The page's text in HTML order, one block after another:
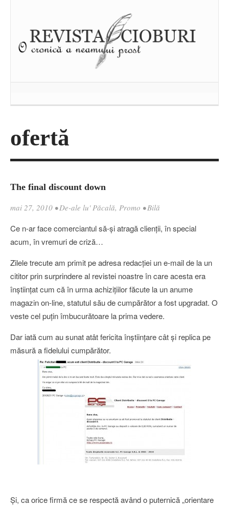
ofertă
The final discount down
mai 27, 2010 •De-ale lu' Păcală, Promo •Bilă
Ce n-ar face comerciantul să-şi atragă clienţii, în special
acum, în vremuri de criză…
Zilele trecute am primit pe adresa redacţiei un e-mail de la un
cititor prin surprindere al revistei noastre în care acesta era
înştiinţat cum că în urma achiziţiilor făcute la un anume
magazin on-line, statutul său de cumpărător a fost upgradat. O
veste cel puţin îmbucurătoare la prima vedere.
Dar iată cum au sunat atât fericita înştiinţare cât şi replica pe
măsură a fidelului cumpărător.
Şi, ca orice firmă ce se respectă având o puternică „orientare